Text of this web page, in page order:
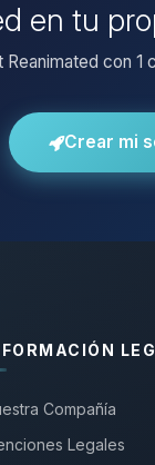
en tu
Reanimated con 1
Crear mi
Compañía
Legales